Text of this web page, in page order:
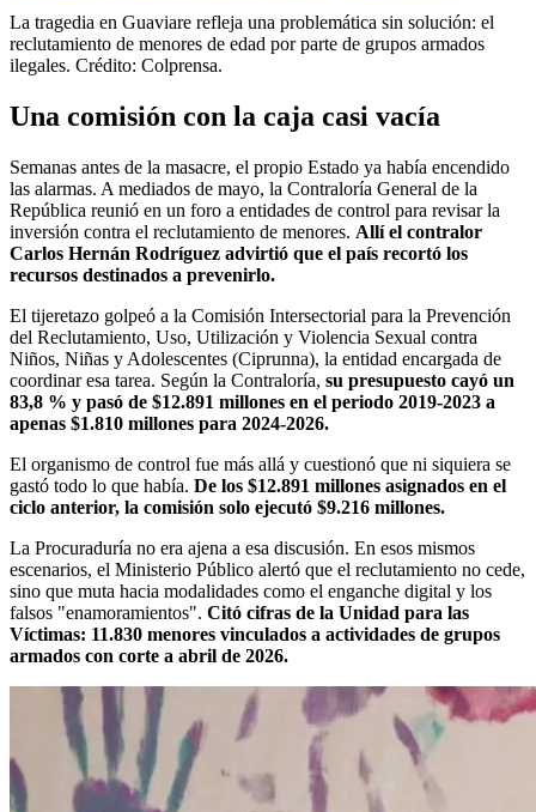
La tragedia en Guaviare refleja una problemática sin solución: el
reclutamiento de menores de edad por parte de grupos armados
ilegales. Crédito: Colprensa.
Una comisión con la caja casi vacía
Semanas antes de la masacre, el propio Estado ya había encendido
las alarmas. A mediados de mayo, la Contraloría General de la
República reunió en un foro a entidades de control para revisar la
inversión contra el reclutamiento de menores. Allí el contralor
Carlos Hernán Rodríguez advirtió que el país recortó los
recursos destinados a prevenirlo.
El tijeretazo golpeó a la Comisión Intersectorial para la Prevención
del Reclutamiento, Uso, Utilización y Violencia Sexual contra
Niños, Niñas y Adolescentes (Ciprunna), la entidad encargada de
coordinar esa tarea. Según la Contraloría, su presupuesto cayó un
83,8 % y pasó de $12.891 millones en el periodo 2019-2023 a
apenas $1.810 millones para 2024-2026.
El organismo de control fue más allá y cuestionó que ni siquiera se
gastó todo lo que había. De los $12.891 millones asignados en el
ciclo anterior, la comisión solo ejecutó $9.216 millones.
La Procuraduría no era ajena a esa discusión. En esos mismos
escenarios, el Ministerio Público alertó que el reclutamiento no cede,
sino que muta hacia modalidades como el enganche digital y los
falsos "enamoramientos". Citó cifras de la Unidad para las
Víctimas: 11.830 menores vinculados a actividades de grupos
armados con corte a abril de 2026.